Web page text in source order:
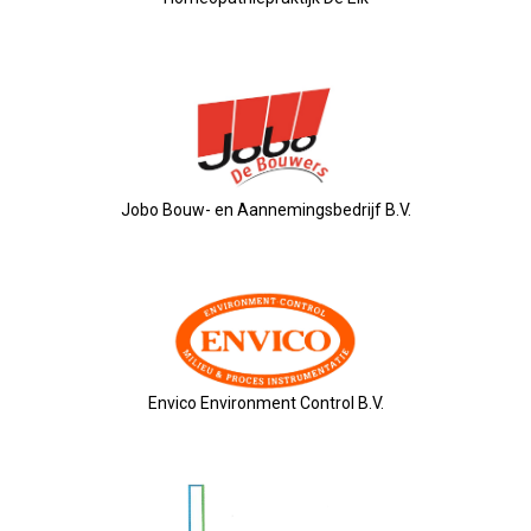
08-01-2026: Nieuwjaarsreceptie
21-11-2025: Ondernemersontbijt
03-11-2025: Pubquiz
24 Oktober: Ontbijt &
Jobo Bouw- en Aannemingsbedrijf B.V.
Envico Environment Control B.V.